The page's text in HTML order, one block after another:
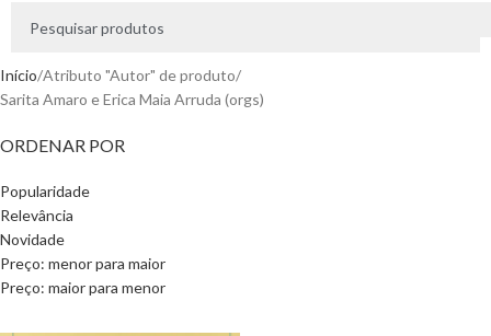
Início Atributo "Autor" de produto
Sarita Amaro e Erica Maia Arruda (orgs)
ORDENAR POR
Popularidade
Relevância
Novidade
Preço: menor para maior
Preço: maior para menor